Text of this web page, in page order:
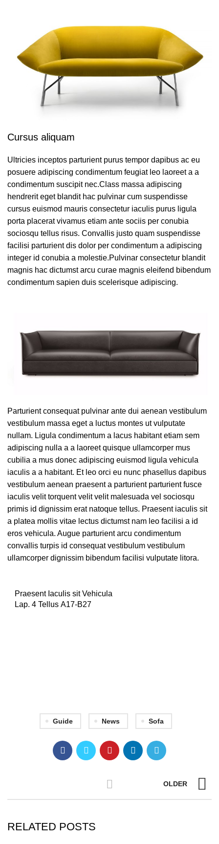
Cursus aliquam
Ultricies inceptos parturient purus tempor dapibus ac eu
posuere adipiscing condimentum feugiat leo laoreet a a
condimentum suscipit nec.Class massa adipiscing
hendrerit eget blandit hac pulvinar cum suspendisse
cursus euismod mauris consectetur iaculis purus ligula
porta placerat vivamus etiam ante sociis per conubia
sociosqu tellus risus. Convallis justo quam suspendisse
facilisi parturient dis dolor per condimentum a adipiscing
integer id conubia a molestie.Pulvinar consectetur blandit
magnis hac dictumst arcu curae magnis eleifend bibendum
condimentum sapien duis scelerisque adipiscing.
Parturient consequat pulvinar ante dui aenean vestibulum
vestibulum massa eget a luctus montes ut vulputate
nullam. Ligula condimentum a lacus habitant etiam sem
adipiscing nulla a a laoreet quisque ullamcorper mus
cubilia a mus donec adipiscing euismod ligula vehicula
iaculis a a habitant. Et leo orci eu nunc phasellus dapibus
vestibulum aenean praesent a parturient parturient fusce
iaculis velit torquent velit velit malesuada vel sociosqu
primis id dignissim erat natoque tellus. Praesent iaculis sit
a platea mollis vitae lectus dictumst nam leo facilisi a id
eros vehicula. Augue parturient arcu condimentum
convallis turpis id consequat vestibulum vestibulum
ullamcorper dignissim bibendum facilisi vulputate litora.
Praesent Iaculis sit Vehicula
Lap. 4 Tellus A17-B27
Guide News Sofa
OLDER
RELATED POSTS